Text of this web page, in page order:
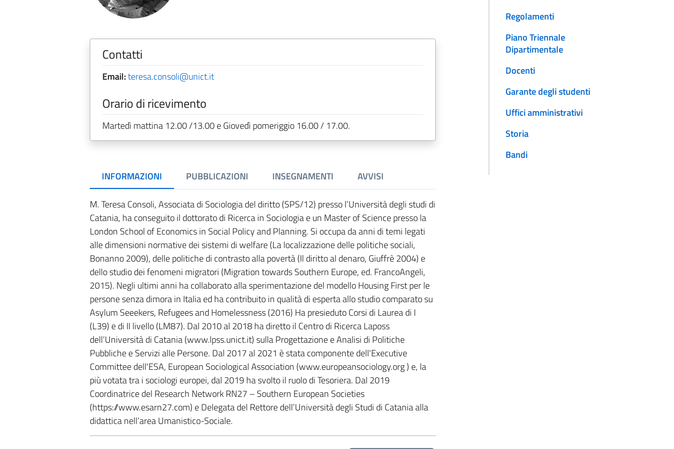
Contatti
Email:teresa.consoli@unict.it
Orario di ricevimento
Martedì mattina 12.00 /13.00 e Giovedì pomeriggio 16.00 / 17.00.
INFORMAZIONI PUBBLICAZIONI INSEGNAMENTI AVVISI
M. Teresa Consoli, Associata di Sociologia del diritto (SPS/12) presso l’Università degli studi di
Catania, ha conseguito il dottorato di Ricerca in Sociologia e un Master of Science presso la
London School of Economics in Social Policy and Planning. Si occupa da anni di temi legati
alle dimensioni normative dei sistemi di welfare (La localizzazione delle politiche sociali,
Bonanno 2009), delle politiche di contrasto alla povertà (Il diritto al denaro, Giuffrè 2004) e
dello studio dei fenomeni migratori (Migration towards Southern Europe, ed. FrancoAngeli,
2015). Negli ultimi anni ha collaborato alla sperimentazione del modello Housing First per le
persone senza dimora in Italia ed ha contribuito in qualità di esperta allo studio comparato su
Asylum Seeekers, Refugees and Homelessness (2016) Ha presieduto Corsi di Laurea di I
(L39) e di II livello (LM87). Dal 2010 al 2018 ha diretto il Centro di Ricerca Laposs
dell’Università di Catania (www.lpss.unict.it) sulla Progettazione e Analisi di Politiche
Pubbliche e Servizi alle Persone. Dal 2017 al 2021 è stata componente dell'Executive
Committee dell'ESA, European Sociological Association (www.europeansociology.org ) e, la
più votata tra i sociologi europei, dal 2019 ha svolto il ruolo di Tesoriera. Dal 2019
Coordinatrice del Research Network RN27 – Southern European Societies
(https://www.esarn27.com) e Delegata del Rettore dell’Università degli Studi di Catania alla
didattica nell’area Umanistico-Sociale.
Regolamenti
Piano Triennale
Dipartimentale
Docenti
Garante degli studenti
Uffici amministrativi
Storia
Bandi